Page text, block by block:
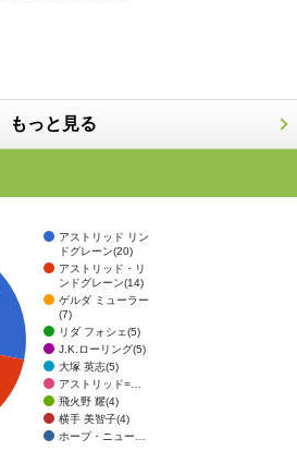
もっと見る
アストリッド リン
ドグレーン(20)
アストリッド・リ
ンドグレーン(14)
ゲルダ ミューラー
(7)
リダ フォシェ(5)
J.K.ローリング(5)
大塚 英志(5)
アストリッド=…
飛火野 耀(4)
横手 美智子(4)
ホープ・ニュー…